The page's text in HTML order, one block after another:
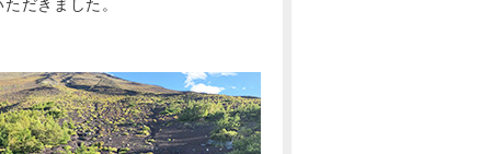
だきました。